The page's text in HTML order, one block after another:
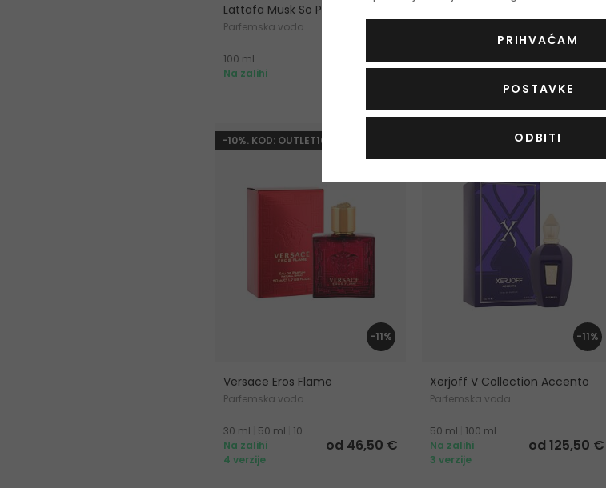
Lattafa Musk So Poudrée
Parfemska voda
100 ml
Na zalihi
21,00 € 25 ml|50 ml|100 ml
od 22,00 €
-10%. KOD: OUTLET10
-11%
Versace Eros Flame
Parfemska voda
30 ml 50 ml
100 ml
Na zalihi
4 verzije
od 46,50 €
-10%. KOD: OUTLET10
-11%
Xerjoff V Collection Accento
Parfemska voda
50 ml
100 ml
Na zalihi
3 verzije
od 125,50 €
PRIHVAĆAM
POSTAVKE
ODBITI